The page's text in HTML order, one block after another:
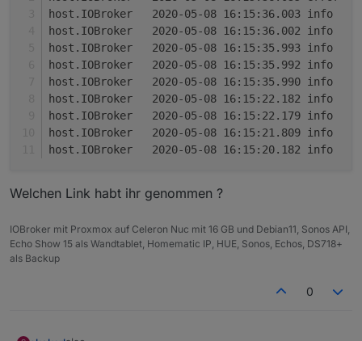
Welchen Link habt ihr genommen ?
IOBroker mit Proxmox auf Celeron Nuc mit 16 GB und Debian11, Sonos API,
Echo Show 15 als Wandtablet, Homematic IP, HUE, Sonos, Echos, DS718+
als Backup
0